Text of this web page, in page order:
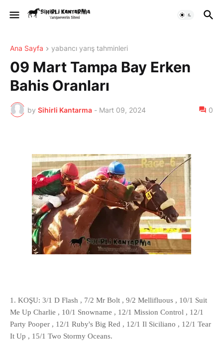
Ana Sayfa yabancı yarış tahminleri
09 Mart Tampa Bay Erken
Bahis Oranları
by Sihirli Kantarma - Mart 09, 2024 0
1. KOŞU: 3/1 D Flash , 7/2 Mr Bolt , 9/2 Mellifluous , 10/1 Suit
Me Up Charlie , 10/1 Snowname , 12/1 Mission Control , 12/1
Party Pooper , 12/1 Ruby's Big Red , 12/1 Il Siciliano , 12/1 Tear
It Up , 15/1 Two Stormy Oceans.